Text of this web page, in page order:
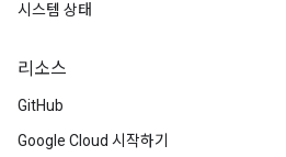
시스템 상태
리소스
GitHub
Google Cloud 시작하기